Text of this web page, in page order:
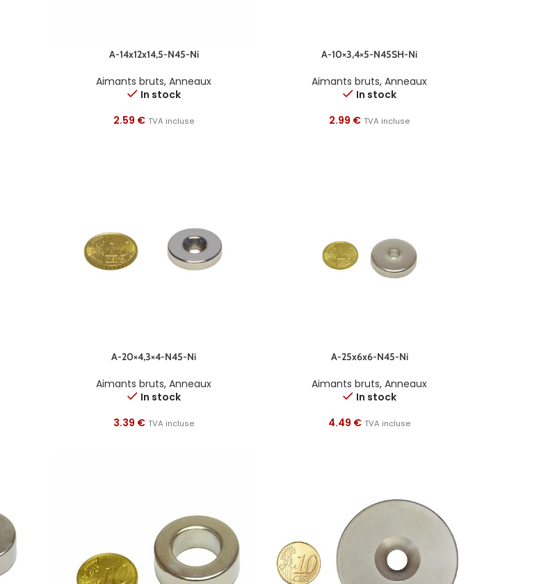
A-14x12x14,5-N45-Ni
Aimants bruts,Anneaux
In stock
2.59 € TVA incluse
A-10×3,4×5-N45SH-Ni
Aimants bruts,Anneaux
In stock
2.99 € TVA incluse
A-20×4,3×4-N45-Ni
Aimants bruts,Anneaux
In stock
3.39 € TVA incluse
A-25x6x6-N45-Ni
Aimants bruts,Anneaux
In stock
4.49 € TVA incluse